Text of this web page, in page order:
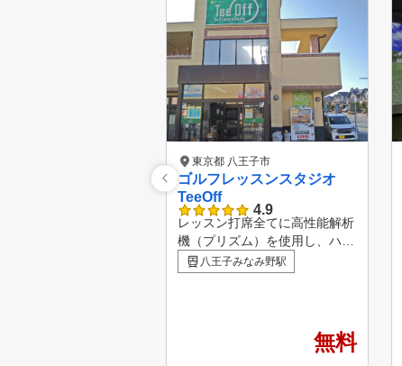
東京都 八王子市
ゴルフレッスンスタジオ
TeeOff
4.9
レッスン打席全てに高性能解析
機（プリズム）を使用し、ハイ
スピードカメラで打点も明確に
わかります。 また、場内には
ております。 駐車場も最大12
台停められる（無料）スペース
八王子みなみ野駅
無料